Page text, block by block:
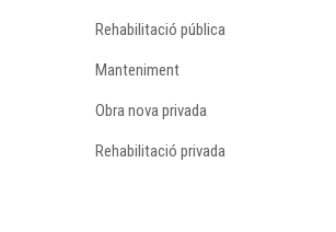
Rehabilitació pública
Manteniment
Obra nova privada
Rehabilitació privada